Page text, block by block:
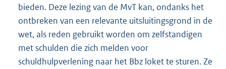
bieden. Deze lezing van de MvT kan, ondanks het
ontbreken van een relevante uitsluitingsgrond in de
wet, als reden gebruikt worden om zelfstandigen
met schulden die zich melden voor
schuldhulpverlening naar het Bbz loket te sturen. Ze